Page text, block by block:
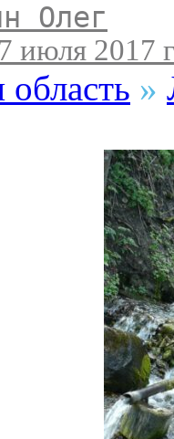
Олег
июля 2017
»